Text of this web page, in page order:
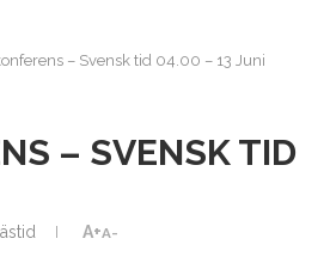
– Svensk tid 04.00 – 13 Juni
– SVENSK TID
A+A-